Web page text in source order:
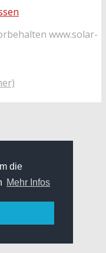
die
Mehr Infos
www.solar-